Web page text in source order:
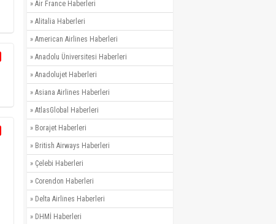
» Air France Haberleri
» Alitalia Haberleri
» American Airlines Haberleri
» Anadolu Üniversitesi Haberleri
» Anadolujet Haberleri
» Asiana Airlines Haberleri
» AtlasGlobal Haberleri
» Borajet Haberleri
» British Airways Haberleri
» Çelebi Haberleri
» Corendon Haberleri
» Delta Airlines Haberleri
» DHMİ Haberleri